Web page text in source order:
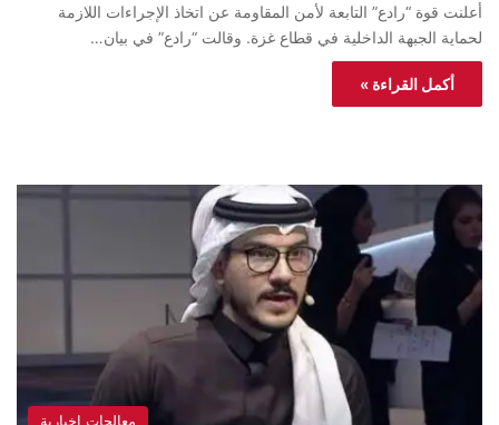
أعلنت قوة “رادع” التابعة لأمن المقاومة عن اتخاذ الإجراءات اللازمة
لحماية الجبهة الداخلية في قطاع غزة. وقالت “رادع” في بيان…
أكمل القراءة »
معالجات اخبارية